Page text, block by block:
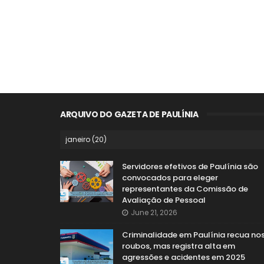
ARQUIVO DO GAZETA DE PAULÍNIA
Servidores efetivos de Paulínia são
convocados para eleger
representantes da Comissão de
Avaliação de Pessoal
June 21, 2026
Criminalidade em Paulínia recua
roubos, mas registra alta em
agressões e acidentes em 2025